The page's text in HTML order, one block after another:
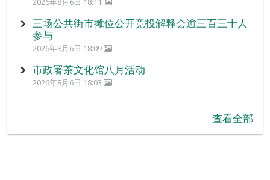
三场公共街市摊位公开竞投解释会逾三百三十人
参与
2026年8月6日 18:09
市政署茶文化馆八月活动
2026年8月6日 18:03
查看全部